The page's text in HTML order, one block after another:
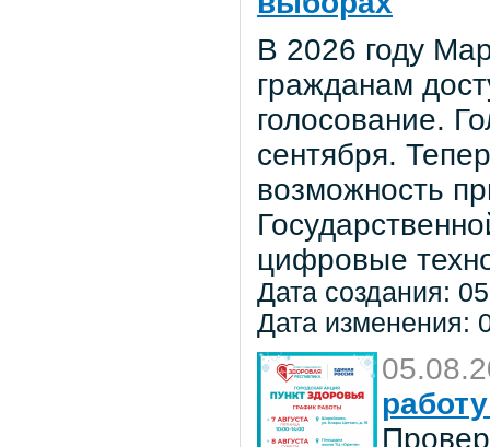
В 2026 году
гражданам
голосование.
сентября.
возможность
цифровые
Дата создания:
Дата изменения: